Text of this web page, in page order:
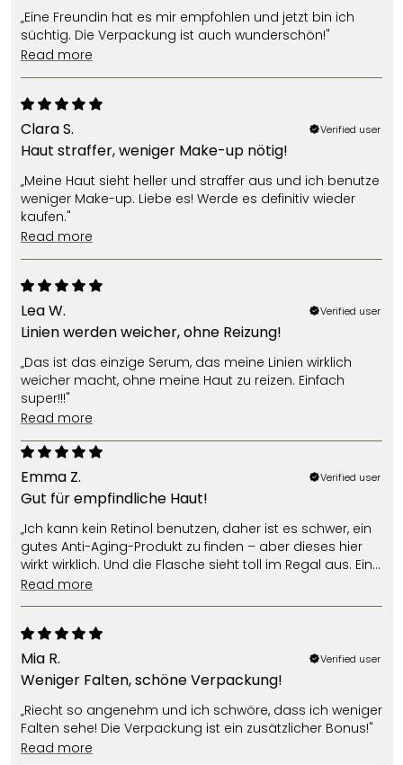
„Eine Freundin hat es mir empfohlen und jetzt bin ich
süchtig. Die Verpackung ist auch wunderschön!"
read more
Clara S. Verified user
Haut straffer, weniger Make-up nötig!
„Meine Haut sieht heller und straffer aus und ich benutze
weniger Make-up. Liebe es! Werde es definitiv wieder
kaufen."
read more
Lea W. Verified user
Linien werden weicher, ohne Reizung!
„Das ist das einzige Serum, das meine Linien wirklich
weicher macht, ohne meine Haut zu reizen. Einfach
super!!!"
read more
Emma Z. Verified user
Gut für empfindliche Haut!
„Ich kann kein Retinol benutzen, daher ist es schwer, ein
gutes Anti-Aging-Produkt zu finden – aber dieses hier
wirkt wirklich. Und die Flasche sieht toll im Regal aus. Ein
tägliches Muss!"
read more
Mia R. Verified user
Weniger Falten, schöne Verpackung!
„Riecht so angenehm und ich schwöre, dass ich weniger
Falten sehe! Die Verpackung ist ein zusätzlicher Bonus!"
read more